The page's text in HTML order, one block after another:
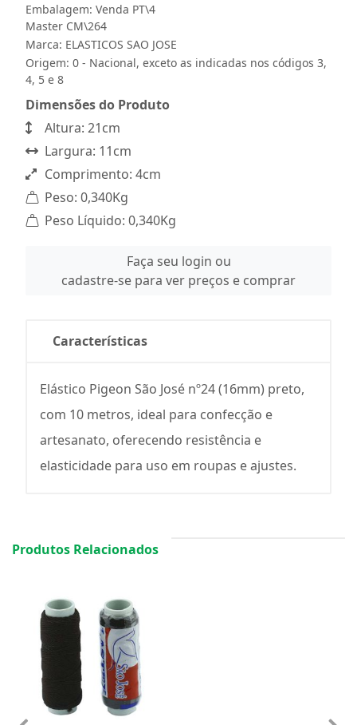
Embalagem: Venda PT\4
Master CM\264
Marca: ELASTICOS SAO JOSE
Origem: 0 - Nacional, exceto as indicadas nos códigos 3,
4, 5 e 8
Dimensões do Produto
Altura: 21cm
Largura: 11cm
Comprimento: 4cm
Peso: 0,340Kg
Peso Líquido: 0,340Kg
Faça seu login ou
cadastre-se para ver preços e comprar
Características
Elástico Pigeon São José nº24 (16mm) preto,
com 10 metros, ideal para confecção e
artesanato, oferecendo resistência e
elasticidade para uso em roupas e ajustes.
Produtos Relacionados